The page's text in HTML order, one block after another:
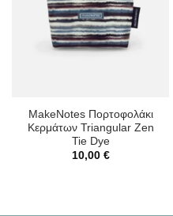
MakeNotes Πορτοφολάκι
Κερμάτων Triangular Zen
Tie Dye
10,00 €